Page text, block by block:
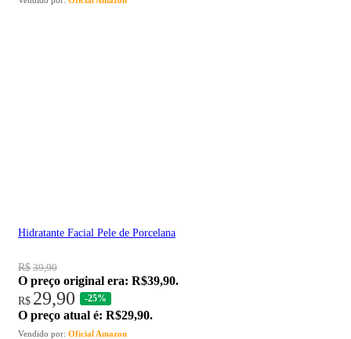
Hidratante Facial Pele de Porcelana
R$ 39,90
O preço original era: R$39,90.
R$ 29,90 -25%
O preço atual é: R$29,90.
Vendido por: Oficial Amazon